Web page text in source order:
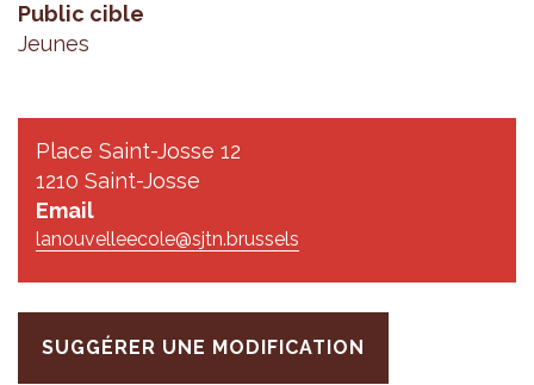
Public cible
Jeunes
Place Saint-Josse 12
1210 Saint-Josse
Email
lanouvelleecole@sjtn.brussels
SUGGÉRER UNE MODIFICATION